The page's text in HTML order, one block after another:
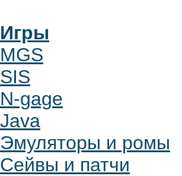
Игры
MGS
SIS
N-gage
Java
Эмуляторы и ромы
Сейвы и патчи